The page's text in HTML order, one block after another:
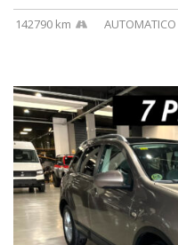
142790 km AUTOMATICO